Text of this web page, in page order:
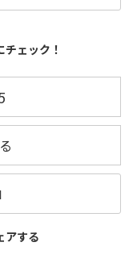
ェック！
アする